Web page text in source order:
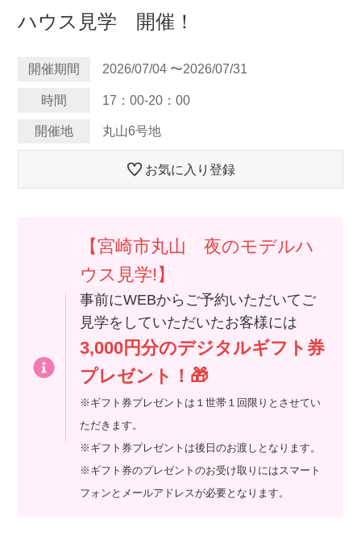
ハウス見学 開催！
開催期間 2026/07/04 〜2026/07/31
時間 17：00-20：00
開催地 丸山6号地
お気に入り登録
【宮崎市丸山 夜のモデルハ
ウス見学!】
事前にWEBからご予約いただいてご
見学をしていただいたお客様には
3,000円分のデジタルギフト券
プレゼント！🎁
※ギフト券プレゼントは１世帯１回限りとさせてい
ただきます。
※ギフト券プレゼントは後日のお渡しとなります。
※ギフト券のプレゼントのお受け取りにはスマート
フォンとメールアドレスが必要となります。